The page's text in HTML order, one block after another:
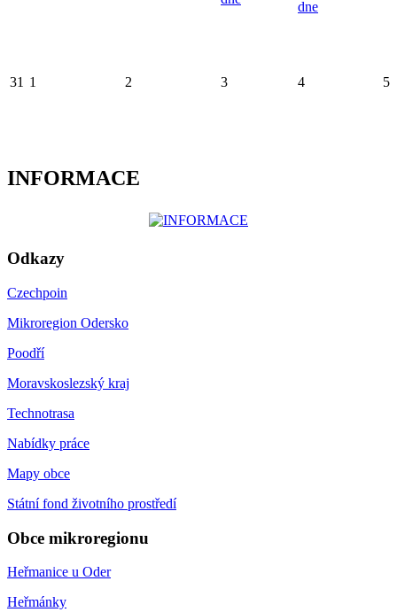
dne
31 1 2 3 4 5
INFORMACE
Odkazy
Czechpoin
Mikroregion Odersko
Poodří
Moravskoslezský kraj
Technotrasa
Nabídky práce
Mapy obce
Státní fond životního prostředí
Obce mikroregionu
Heřmanice u Oder
Heřmánky